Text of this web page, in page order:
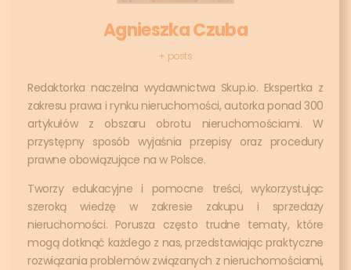
Agnieszka Czuba
+ posts
Redaktorka naczelna wydawnictwa Skup.io. Ekspertka z
zakresu prawa i rynku nieruchomości, autorka ponad 300
artykułów z obszaru obrotu nieruchomościami. W
przystępny sposób wyjaśnia przepisy oraz procedury
prawne obowiązujące na w Polsce.
Tworzy edukacyjne i pomocne treści, wykorzystując
szeroką wiedzę w zakresie zakupu i sprzedaży
nieruchomości. Porusza często trudne tematy, które
mogą dotknąć każdego z nas, przedstawiając praktyczne
rozwiązania problemów związanych z nieruchomościami,